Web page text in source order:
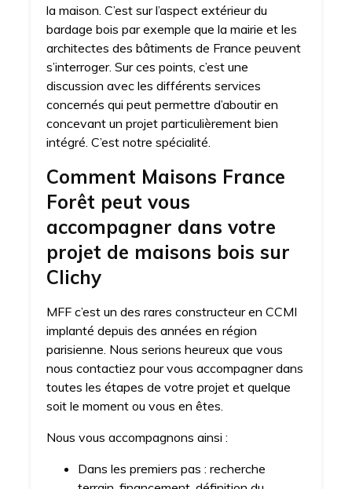
la maison. C’est sur l’aspect extérieur du
bardage bois par exemple que la mairie et les
architectes des bâtiments de France peuvent
s’interroger. Sur ces points, c’est une
discussion avec les différents services
concernés qui peut permettre d’aboutir en
concevant un projet particulièrement bien
intégré. C’est notre spécialité.
Comment Maisons France
Forêt peut vous
accompagner dans votre
projet de maisons bois sur
Clichy
MFF c’est un des rares constructeur en CCMI
implanté depuis des années en région
parisienne. Nous serions heureux que vous
nous contactiez pour vous accompagner dans
toutes les étapes de votre projet et quelque
soit le moment ou vous en êtes.
Nous vous accompagnons ainsi :
Dans les premiers pas : recherche